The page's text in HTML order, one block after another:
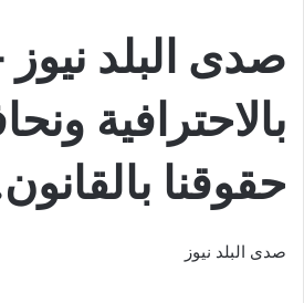
صدى البلد نيوز
بالاحترافية
حقوقنا
صدى البلد نيوز